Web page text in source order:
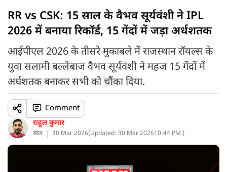
RR vs CSK: 15 साल के वैभव सूर्यवंशी ने IPL
2026 में बनाया रिकॉर्ड, 15 गेंदों में जड़ा अर्धशतक
आईपीएल 2026 के तीसरे मुकाबले में राजस्थान रॉयल्स के
युवा सलामी बल्लेबाज वैभव सूर्यवंशी ने महज 15 गेंदों में
अर्धशतक बनाकर सभी को चौंका दिया.
राहुल कुमार
खेल 30 Mar 2026(Updated: 30 Mar 202610:44 PM )
Comment